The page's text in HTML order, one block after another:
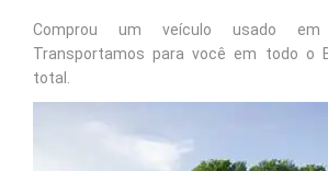
Comprou um veículo usado
Transportamos para você em todo o
total.